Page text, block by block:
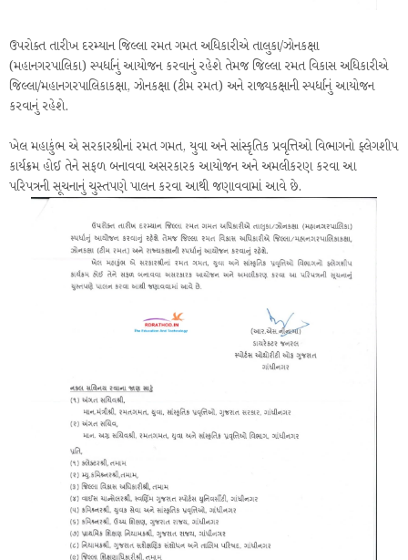
ઉપરોક્ત તારીખ દરમ્યાન જિલ્લા રમત ગમત અધિકારીએ તાલુકા/ઝોનકક્ષા
(મહાનગરપાલિકા) સ્પર્ધાનું આયોજન કરવાનું રહેશે તેમજ જિલ્લા રમત વિકાસ અધિકારીએ
જિલ્લા/મહાનગરપાલિકાકક્ષા, ઝોનકક્ષા (ટીમ રમત) અને રાજ્યકક્ષાની સ્પર્ધાનું આયોજન
કરવાનું રહેશે.
ખેલ મહાકુંભ એ સરકારશ્રીનાં રમત ગમત, યુવા અને સાંસ્કૃતિક પ્રવૃત્તિઓ વિભાગનો ફ્લેગશીપ
કાર્યક્રમ હોઈ તેને સફળ બનાવવા અસરકારક આયોજન અને અમલીકરણ કરવા આ
પરિપત્રની સૂચનાનું ચુસ્તપણે પાલન કરવા આથી જણાવવામાં આવે છે.